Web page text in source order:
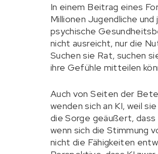
In einem Beitrag eines
Millionen Jugendliche
psychische
nicht ausreicht, nur die
Suchen sie Rat, suchen
ihre Gefühle mitteilen
Auch von Seiten der
wenden sich an KI, weil
die Sorge geäußert,
wenn sich die Stimmung
nicht die Fähigkeiten